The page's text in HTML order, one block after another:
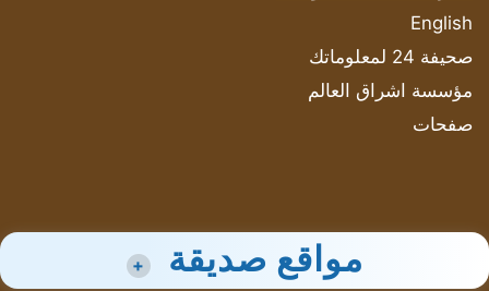
English
صحيفة 24 لمعلوماتك
مؤسسة اشراق العالم
صفحات
مواقع صديقة +